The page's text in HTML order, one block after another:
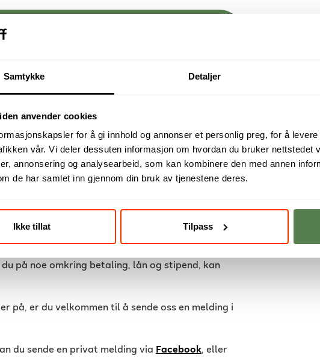
Samtykke Detaljer
anvender cookies
for å gi innhold og annonser et personlig preg, for å
vår. Vi deler dessuten informasjon om hvordan du bruker nettstedet
annonsering og analysearbeid, som kan kombinere den med annen
de har samlet inn gjennom din bruk av tjenestene deres.
Ikke tillat Tilpass
studieplass
blir studiekontrakten bindende både for
for Noroff Høyskoleogstudiekontrakt for Noroff
er besvart på vår
du på noe omkring betaling, lån og stipend, kan
på, er du velkommen til å sende oss en melding i
du sende en privat melding via Facebook, eller